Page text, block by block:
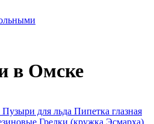
в Омске
Пузыри для льда Пипетка глазная
Грелки (кружка Эсмарха)